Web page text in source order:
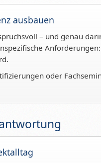
ausbauen
– und genau
oder